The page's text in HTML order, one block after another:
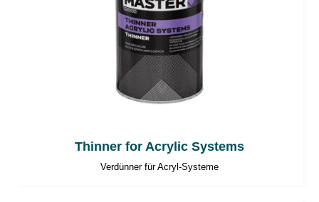
Thinner for Acrylic Systems
Verdünner für Acryl-Systeme